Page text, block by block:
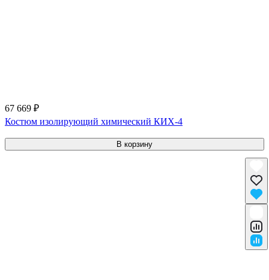
67 669 ₽
Костюм изолирующий химический КИХ-4
В корзину